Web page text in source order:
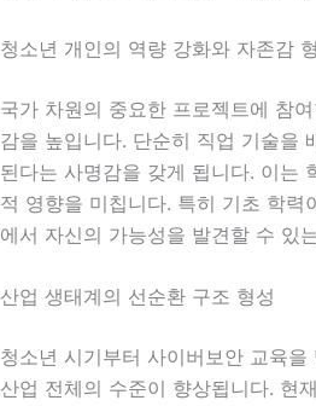
청소년 개인의 역량 강화와 자존감
국가 차원의 중요한 프로젝트에 참
감을 높입니다. 단순히 직업 기술을
된다는 사명감을 갖게 됩니다. 이는
적 영향을 미칩니다. 특히 기초 학
에서 자신의 가능성을 발견할 수 있
산업 생태계의 선순환 구조 형성
청소년 시기부터 사이버보안 교육
산업 전체의 수준이 향상됩니다. 현